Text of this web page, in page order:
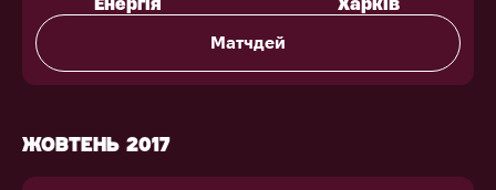
Матчдей
ЖОВТЕНЬ 2017